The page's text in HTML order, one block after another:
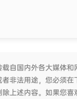
自国内外各大媒体
非法用途，您必须
上述内容。如果您